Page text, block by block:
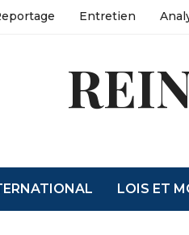
Entretien
LOIS ET